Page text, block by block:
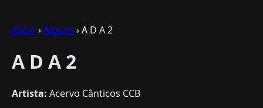
Início ›Álbuns › A D A 2
A D A 2
Artista: Acervo Cânticos CCB